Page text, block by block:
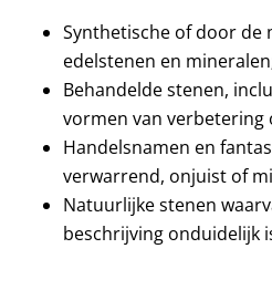
Synthetische of door de
edelstenen en
Behandelde stenen,
vormen van verbetering
Handelsnamen en
verwarrend, onjuist of
Natuurlijke stenen
beschrijving onduidelijk